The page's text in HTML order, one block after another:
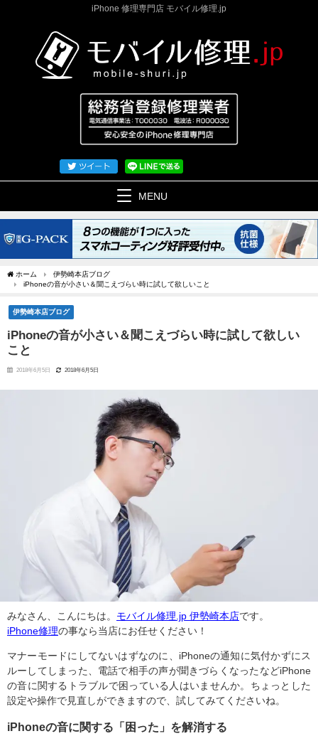
iPhone 修理専門店 モバイル修理.jp
MENU
ホーム
伊勢崎本店ブログ
iPhoneの音が小さい＆聞こえづらい時に試して欲しいこと
伊勢崎本店ブログ
iPhoneの音が小さい＆聞こえづらい時に試して欲しい
こと
2018年6月5日 2018年6月5日
みなさん、こんにちは。 モバイル修理.jp 伊勢崎本店です。
iPhone修理の事なら当店にお任せください！
マナーモードにしてないはずなのに、iPhoneの通知に気付かずにス
ルーしてしまった、電話で相手の声が聞きづらくなったなどiPhone
の音に関するトラブルで困っている人はいませんか。ちょっとした
設定や操作で見直しができますので、試してみてくださいね。
iPhoneの音に関する「困った」を解消する